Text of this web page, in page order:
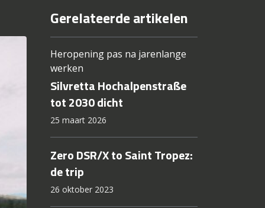
Gerelateerde artikelen
Heropening pas na jarenlange
werken
Silvretta Hochalpenstraße
tot 2030 dicht
25 maart 2026
Zero DSR/X to Saint Tropez:
de trip
26 oktober 2023